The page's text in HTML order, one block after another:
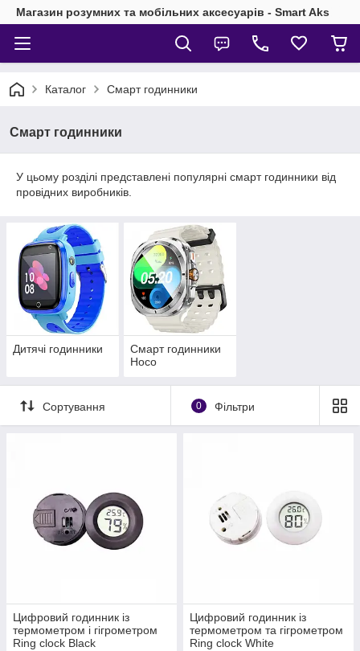
Магазин розумних та мобільних аксесуарів - Smart Aks
Каталог Смарт годинники
Смарт годинники
У цьому розділі представлені популярні смарт годинники від
провідних виробників.
Дитячі годинники
Смарт годинники
Hoco
Сортування 0 Фільтри
Цифровий годинник із
термометром і гігрометром
Ring clock Black
Цифровий годинник із
термометром та гігрометром
Ring clock White